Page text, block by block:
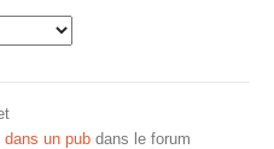
dans un pub dans le forum